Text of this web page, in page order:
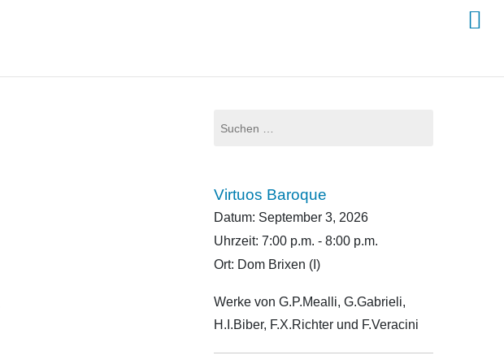
nach:
Virtuos Baroque
Datum: September 3, 2026
Uhrzeit: 7:00 p.m. - 8:00 p.m.
Ort: Dom Brixen (I)
Werke von G.P.Mealli, G.Gabrieli,
H.I.Biber, F.X.Richter und F.Veracini